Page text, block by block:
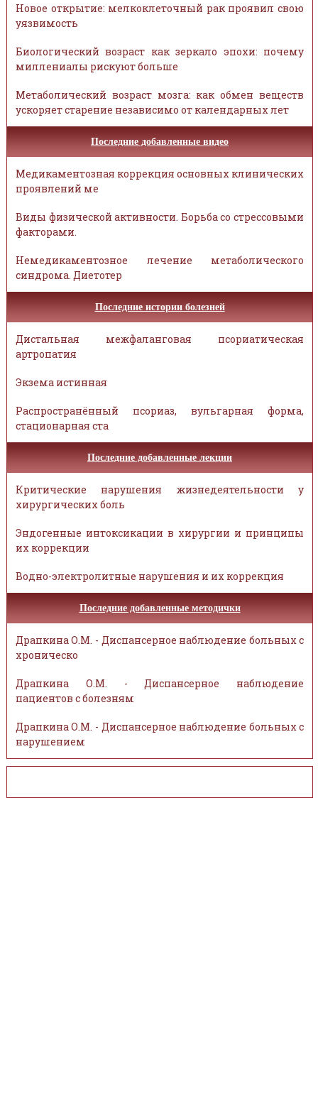
Новое открытие: мелкоклеточный рак проявил свою
уязвимость
Биологический возраст как зеркало эпохи: почему
миллениалы рискуют больше
Метаболический возраст мозга: как обмен веществ
ускоряет старение независимо от календарных лет
Последние добавленные видео
Медикаментозная коррекция основных клинических
проявлений ме
Виды физической активности. Борьба со стрессовыми
факторами.
Немедикаментозное лечение метаболического
синдрома. Диетотер
Последние истории болезней
Дистальная межфаланговая псориатическая
артропатия
Экзема истинная
Распространённый псориаз, вульгарная форма,
стационарная ста
Последние добавленные лекции
Критические нарушения жизнедеятельности у
хирургических боль
Эндогенные интоксикации в хирургии и принципы
их коррекции
Водно-электролитные нарушения и их коррекция
Последние добавленные методички
Драпкина О.М. - Диспансерное наблюдение больных с
хроническо
Драпкина О.М. - Диспансерное наблюдение
пациентов с болезням
Драпкина О.М. - Диспансерное наблюдение больных с
нарушением